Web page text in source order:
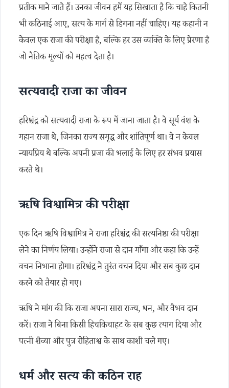
प्रतीक माने जाते हैं। उनका जीवन हमें यह सिखाता है कि चाहे कितनी
भी कठिनाई आए, सत्य के मार्ग से डिगना नहीं चाहिए। यह कहानी न
केवल एक राजा की परीक्षा है, बल्कि हर उस व्यक्ति के लिए प्रेरणा है
जो नैतिक मूल्यों को महत्व देता है।
सत्यवादी राजा का जीवन
हरिश्चंद्र को सत्यवादी राजा के रूप में जाना जाता है। वे सूर्य वंश के
महान राजा थे, जिनका राज्य समृद्ध और शांतिपूर्ण था। वे न केवल
न्यायप्रिय थे बल्कि अपनी प्रजा की भलाई के लिए हर संभव प्रयास
करते थे।
ऋषि विश्वामित्र की परीक्षा
एक दिन ऋषि विश्वामित्र ने राजा हरिश्चंद्र की सत्यनिष्ठा की परीक्षा
लेने का निर्णय लिया। उन्होंने राजा से दान माँगा और कहा कि उन्हें
वचन निभाना होगा। हरिश्चंद्र ने तुरंत वचन दिया और सब कुछ दान
करने को तैयार हो गए।
ऋषि ने मांग की कि राजा अपना सारा राज्य, धन, और वैभव दान
करें। राजा ने बिना किसी हिचकिचाहट के सब कुछ त्याग दिया और
पत्नी शैव्या और पुत्र रोहिताश्व के साथ काशी चले गए।
धर्म और सत्य की कठिन राह